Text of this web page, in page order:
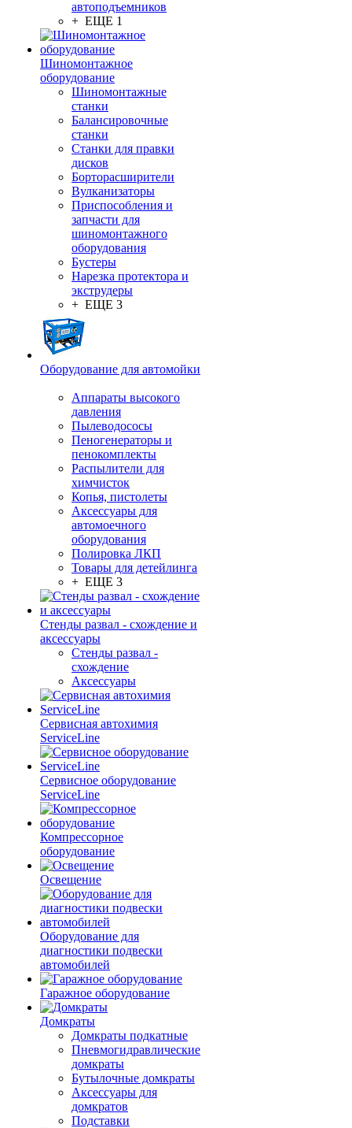
автоподъемников
+ ЕЩЕ 1
Шиномонтажное
оборудование
Шиномонтажные
станки
Балансировочные
станки
Станки для правки
дисков
Борторасширители
Вулканизаторы
Приспособления и
запчасти для
шиномонтажного
оборудования
Бустеры
Нарезка протектора и
экструдеры
+ ЕЩЕ 3
Оборудование для автомойки
Аппараты высокого
давления
Пылеводососы
Пеногенераторы и
пенокомплекты
Распылители для
химчисток
Копья, пистолеты
Аксессуары для
автомоечного
оборудования
Полировка ЛКП
Товары для детейлинга
+ ЕЩЕ 3
Стенды развал - схождение и
аксессуары
Стенды развал -
схождение
Аксессуары
Сервисная автохимия
ServiceLine
Сервисное оборудование
ServiceLine
Компрессорное
оборудование
Освещение
Оборудование для
диагностики подвески
автомобилей
Гаражное оборудование
Домкраты
Домкраты подкатные
Пневмогидравлические
домкраты
Бутылочные домкраты
Аксессуары для
домкратов
Подставки